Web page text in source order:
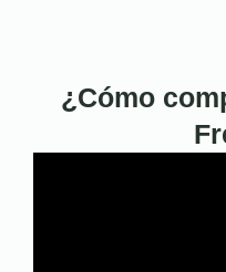
¿Cómo